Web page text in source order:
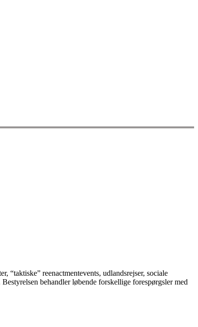
“taktiske” reenactmentevents, udlandsrejser, sociale
Bestyrelsen behandler løbende forskellige forespørgsler med